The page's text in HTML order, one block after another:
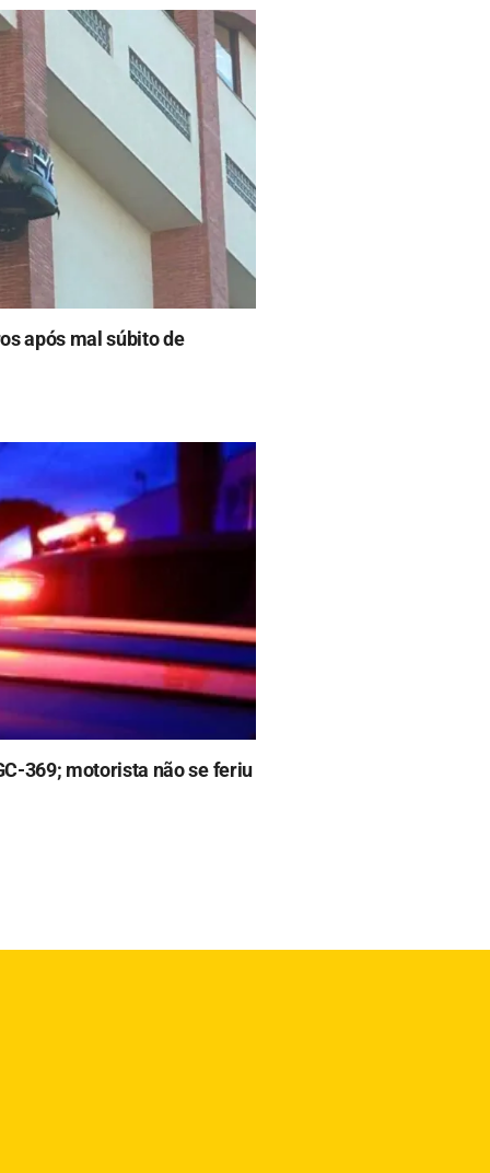
após mal súbito de
369; motorista não se feriu